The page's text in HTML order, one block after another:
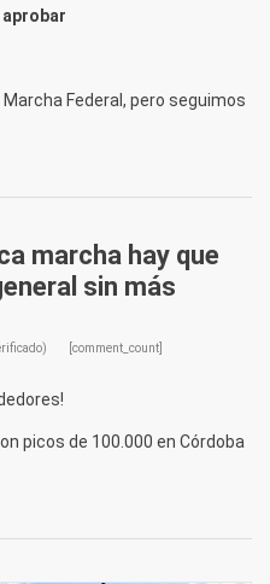
Federal, pero seguimos
marcha hay que
sin más
[comment_count]
picos de 100.000 en Córdoba